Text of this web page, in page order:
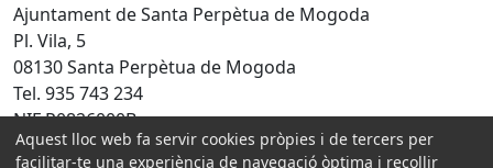
Ajuntament de Santa Perpètua de Mogoda
Pl. Vila, 5
08130 Santa Perpètua de Mogoda
Tel. 935 743 234
NIF P0826000B
Aquest lloc web fa servir cookies pròpies i de tercers per
facilitar-te una experiència de navegació òptima i recollir